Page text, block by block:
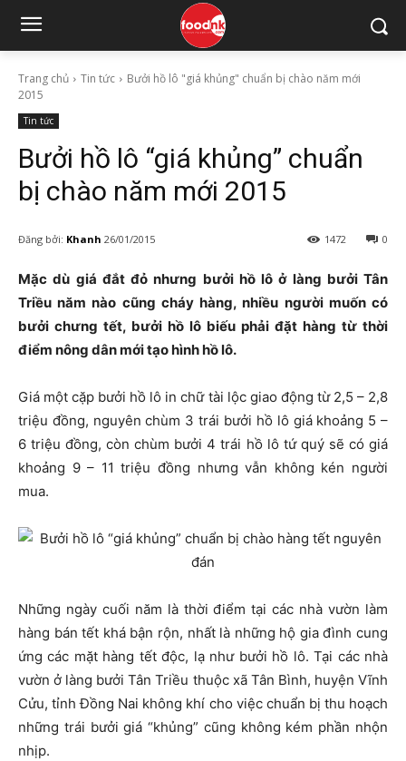
Trang chủ Tin tức
Bưởi hồ lô "giá khủng" chuẩn bị chào năm mới
2015
Tin tức
Bưởi hồ lô “giá khủng” chuẩn
bị chào năm mới 2015
Đăng bởi: Khanh 26/01/2015 0
1472
Mặc dù giá đắt đỏ nhưng bưởi hồ lô ở làng bưởi Tân
Triều năm nào cũng cháy hàng, nhiều người muốn có
bưởi chưng tết, bưởi hồ lô biếu phải đặt hàng từ thời
điểm nông dân mới tạo hình hồ lô.
Giá một cặp bưởi hồ lô in chữ tài lộc giao động từ 2,5 – 2,8
triệu đồng, nguyên chùm 3 trái bưởi hồ lô giá khoảng 5 –
6 triệu đồng, còn chùm bưởi 4 trái hồ lô tứ quý sẽ có giá
khoảng 9 – 11 triệu đồng nhưng vẫn không kén người
mua.
Những ngày cuối năm là thời điểm tại các nhà vườn làm
hàng bán tết khá bận rộn, nhất là những hộ gia đình cung
ứng các mặt hàng tết độc, lạ như bưởi hồ lô. Tại các nhà
vườn ở làng bưởi Tân Triều thuộc xã Tân Bình, huyện Vĩnh
Cửu, tỉnh Đồng Nai không khí cho việc chuẩn bị thu hoạch
những trái bưởi giá “khủng” cũng không kém phần nhộn
nhịp.